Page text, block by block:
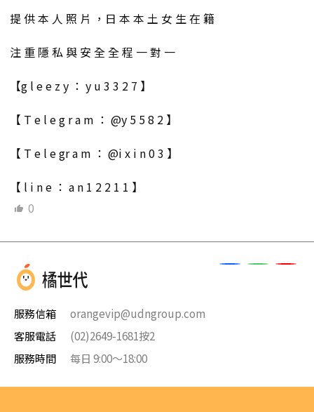
提 供 本 人 照 片 ，日 本 本 土 女 生 在 籍
注 重 隱 私 與 安 全 全 程 一 對 一
【g l e e z y ： y u 3 3 2 7 】
【 T e l e g r a m ： @y 5 5 8 2 】
【 T e l e gr a m ： @i x i n 0 3 】
【 l i n e ： a n 1 2 2 1 1 】
0
服務信箱
orangevip@udngroup.com
客服電話
(02)2649-1681按2
服務時間
每日 9:00～18:00